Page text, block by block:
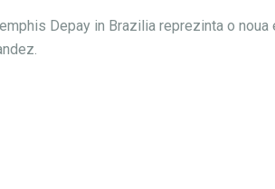
Depay in Brazilia reprezinta o noua